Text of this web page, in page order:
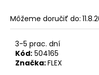
Môžeme doručiť do:
3-5 prac. dní
Kód: 504165
Značka:FLEX
O
d
p